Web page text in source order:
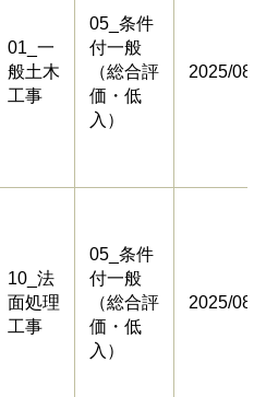
01_一
般土木
工事
05_条件
付一般
（総合評
価・低
入）
2025/
10_法
面処理
工事
05_条件
付一般
（総合評
価・低
入）
2025/